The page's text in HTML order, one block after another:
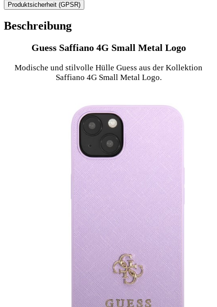
Produktsicherheit (GPSR)
Beschreibung
Guess Saffiano 4G Small Metal Logo
Modische und stilvolle Hülle Guess aus der Kollektion
Saffiano 4G Small Metal Logo.